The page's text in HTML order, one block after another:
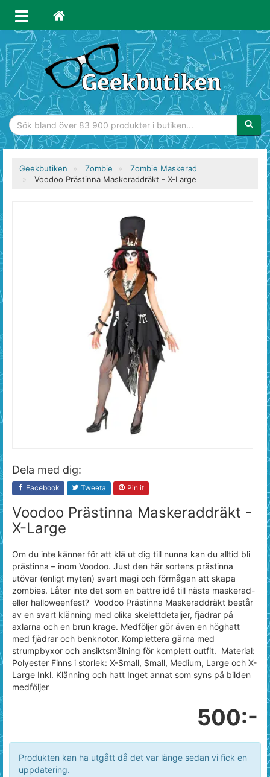
Geekbutiken Zombie
Zombie Maskerad
Voodoo Prästinna Maskeraddräkt - X-Large
Dela med dig:
Facebook Tweeta Pin it
Voodoo Prästinna Maskeraddräkt -
X-Large
Om du inte känner för att klä ut dig till nunna kan du alltid bli
prästinna – inom Voodoo. Just den här sortens prästinna
utövar (enligt myten) svart magi och förmågan att skapa
zombies. Låter inte det som en bättre idé till nästa maskerad-
eller halloweenfest? Voodoo Prästinna Maskeraddräkt består
av en svart klänning med olika skelettdetaljer, fjädrar på
axlarna och en brun krage. Medföljer gör även en höghatt
med fjädrar och benknotor. Komplettera gärna med
strumpbyxor och ansiktsmålning för komplett outfit. Material:
Polyester Finns i storlek: X-Small, Small, Medium, Large och X-
Large Inkl. Klänning och hatt Inget annat som syns på bilden
medföljer
500:-
Produkten kan ha utgått då det var länge sedan vi fick en
uppdatering.